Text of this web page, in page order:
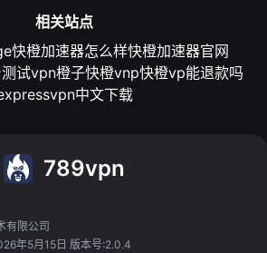
相关站点
快橙加速器怎么样快橙加速器官网
试vpn橙子快橙vnp快橙vp能退款吗
中文下载
789vpn
有限公司
年5月15日 版本号:2.0.4